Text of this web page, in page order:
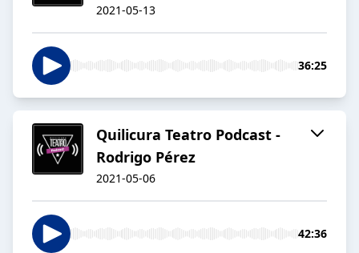
2021-05-13
36:25
Quilicura Teatro Podcast -
Rodrigo Pérez
2021-05-06
42:36